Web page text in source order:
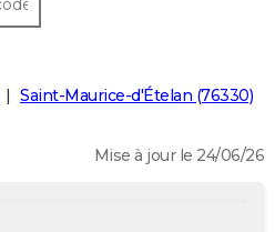
Saint-Maurice-d'Ételan (76330)
Mise à jour le 24/06/26